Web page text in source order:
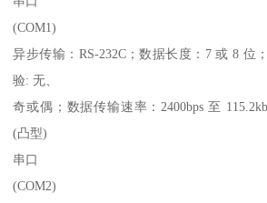
(COM1)
异步传输：RS-232C；数据长度：7 或 8 位
验: 无、
奇或偶；数据传输速率：2400bps 至
(凸型)
串口
(COM2)